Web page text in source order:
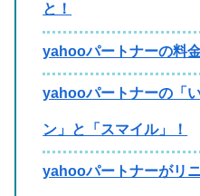
と！
yahooパートナーの料
yahooパートナーの「
ン」と「スマイル」！
yahooパートナーがリ